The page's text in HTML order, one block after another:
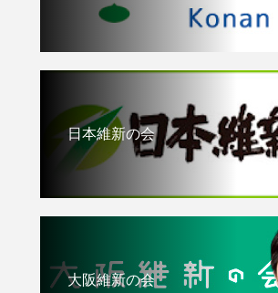
日本維新の会
大阪維新の会